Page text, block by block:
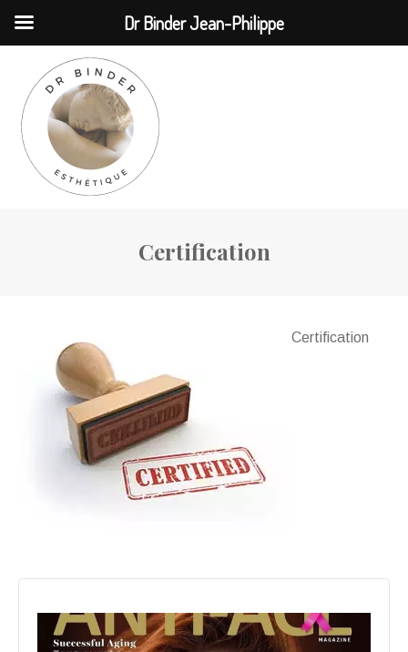
Certification
Certification
Dr Binder Jean-Philippe